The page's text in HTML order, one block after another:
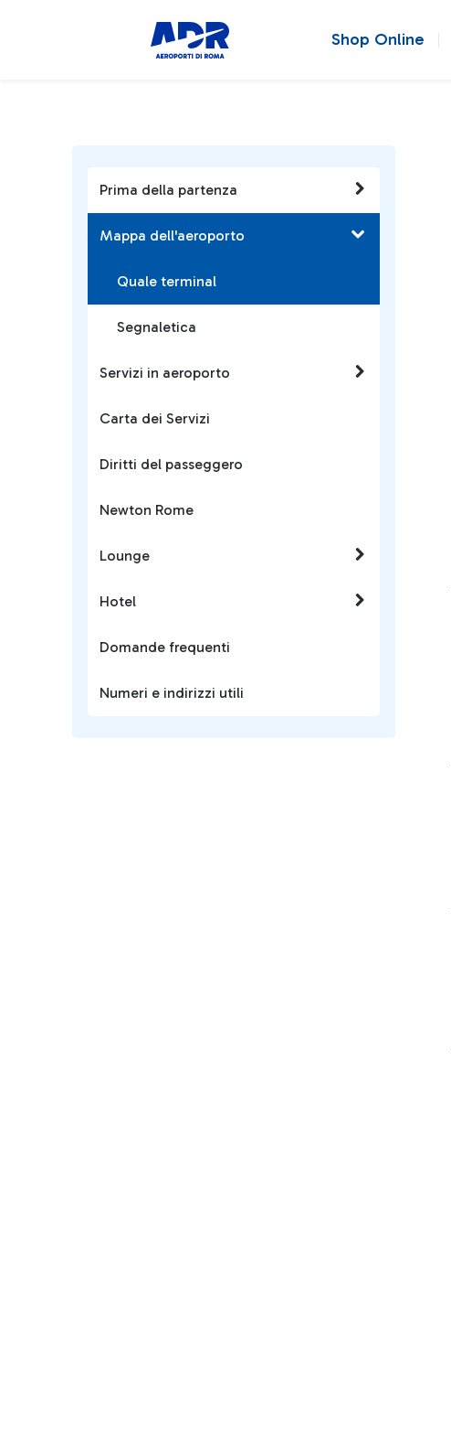
Shop Online
Prima della partenza
Mappa dell'aeroporto
Quale terminal
Segnaletica
Servizi in aeroporto
Carta dei Servizi
Diritti del passeggero
Newton Rome
Lounge
Hotel
Domande frequenti
Numeri e indirizzi utili